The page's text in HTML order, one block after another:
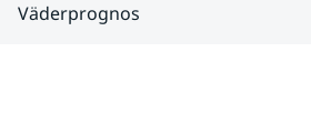
Väderprognos